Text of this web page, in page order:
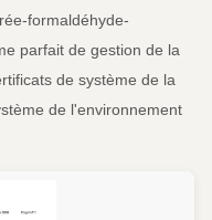
formaldéhyde-
parfait de gestion de la
de système de la
de l'environnement